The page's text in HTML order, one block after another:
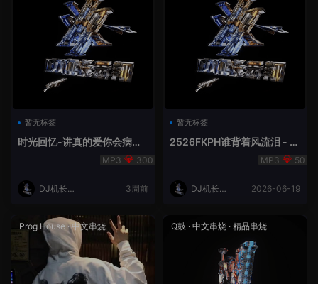
暂无标签
时光回忆-讲真的爱你会病变
300
DJ机长云
3周前
暂无标签
2526FKPH谁背着风流泪 - D
50
DJ机长云
2026-06-19
Prog House ·中文串烧 Q鼓 · 中文串烧 · 精品串烧